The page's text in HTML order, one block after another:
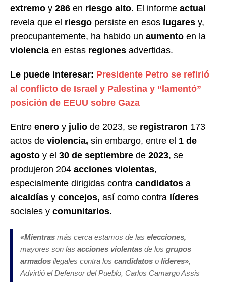
extremo y 286 en riesgo alto. El informe actual
revela que el riesgo persiste en esos lugares y,
preocupantemente, ha habido un aumento en la
violencia en estas regiones advertidas.
Le puede interesar: Presidente Petro se refirió
al conflicto de Israel y Palestina y “lamentó”
posición de EEUU sobre Gaza
Entre enero y julio de 2023, se registraron 173
actos de violencia, sin embargo, entre el 1 de
agosto y el 30 de septiembre de 2023, se
produjeron 204 acciones violentas,
especialmente dirigidas contra candidatos a
alcaldías y concejos, así como contra líderes
sociales y comunitarios.
«Mientras más cerca estamos de las elecciones,
mayores son las acciones violentas de los grupos
armados ilegales contra los candidatos o líderes»,
Advirtió el Defensor del Pueblo, Carlos Camargo Assis